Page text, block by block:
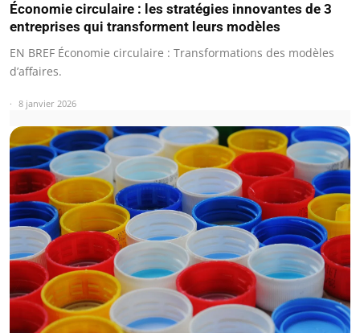
Économie circulaire : les stratégies innovantes de 3
entreprises qui transforment leurs modèles
EN BREF Économie circulaire : Transformations des modèles
d’affaires.
8 janvier 2026